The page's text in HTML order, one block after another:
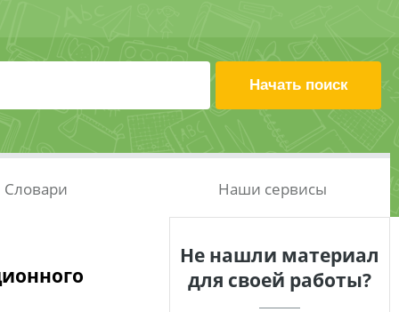
Словари Наши сервисы
Не нашли материал
для своей работы?